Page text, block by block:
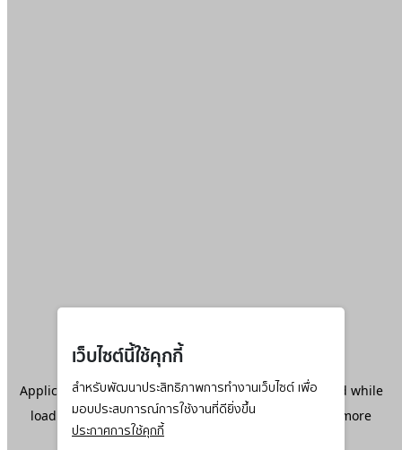
เว็บไซต์นี้ใช้คุกกี้
สำหรับพัฒนาประสิทธิภาพการทำงานเว็บไซต์ เพื่อ
มอบประสบการณ์การใช้งานที่ดียิ่งขึ้น
ประกาศการใช้คุกกี้
Application error: aclient-side exception has occurred while
loadingwww.ktc.co.th(see the browser console
for more
information).